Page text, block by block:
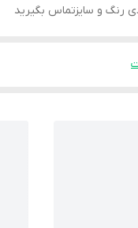
رنگ و سایزتماس بگیرید